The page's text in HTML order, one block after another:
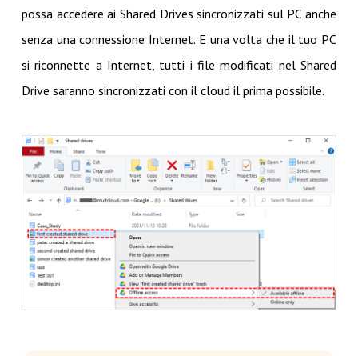
possa accedere ai Shared Drives sincronizzati sul PC anche
senza una connessione Internet. E una volta che il tuo PC
si riconnette a Internet, tutti i file modificati nel Shared
Drive saranno sincronizzati con il cloud il prima possibile.